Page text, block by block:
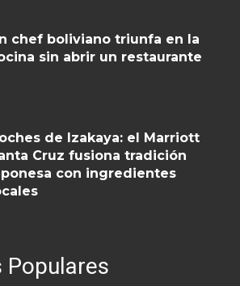
chef boliviano triunfa en la
sin abrir un restaurante
de Izakaya: el Marriott
Cruz fusiona tradición
con ingredientes
Populares